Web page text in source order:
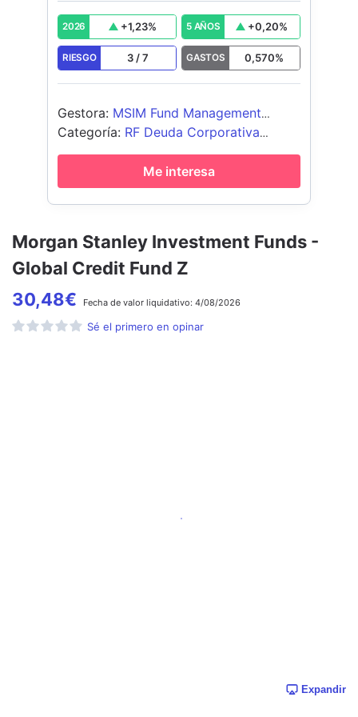
Morgan Stanley Investment Funds -
Global Credit Fund Z
30,48€ Fecha de valor liquidativo: 4/08/2026
Sé el primero en opinar
Expandir
2026 +1,23% 5 AÑOS +0,20%
RIESGO 3 /7 GASTOS 0,570%
Gestora: MSIM Fund Management
(Ireland) Limited
Categoría: RF Deuda Corporativa
Global
Me interesa